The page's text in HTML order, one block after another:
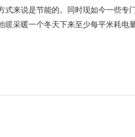
式来说是节能的。同时现如今一些专
暖采暖一个冬天下来至少每平米耗电